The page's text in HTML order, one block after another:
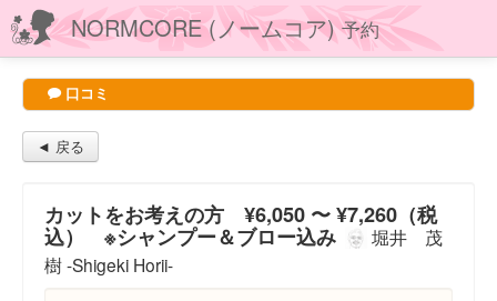
NORMCORE (ノームコア)予約
口コミ
◄ 戻る
カットをお考えの方 ¥6,050 〜 ¥7,260（税
込） ※シャンプー＆ブロー込み
堀井 茂
樹 -Shigeki Horii-